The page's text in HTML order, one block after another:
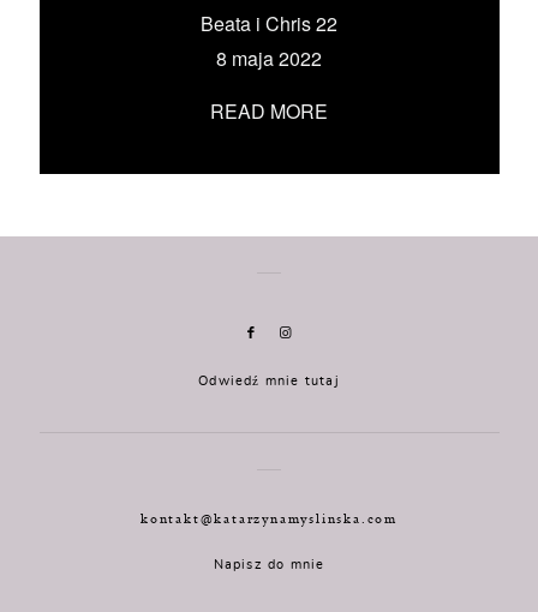
Beata i Chris 22
8 maja 2022
READ MORE
Odwiedź mnie tutaj
kontakt@katarzynamyslinska.com
Napisz do mnie